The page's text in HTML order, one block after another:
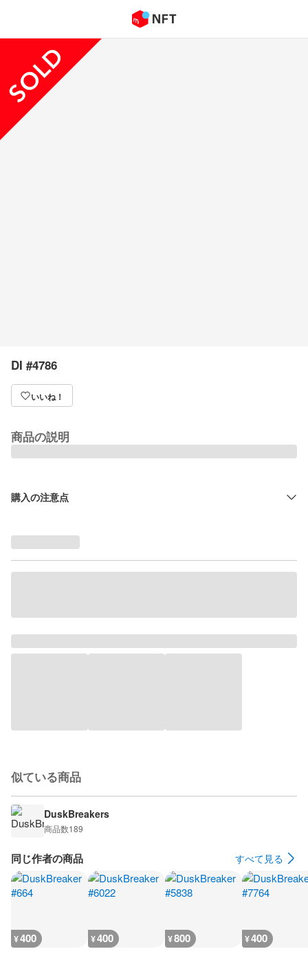
DI #4786
いいね！
商品の説明
購入の注意点
似ている商品
DuskBreakers
商品数189
同じ作者の商品 すべて見る
¥400 ¥400 ¥800 ¥400